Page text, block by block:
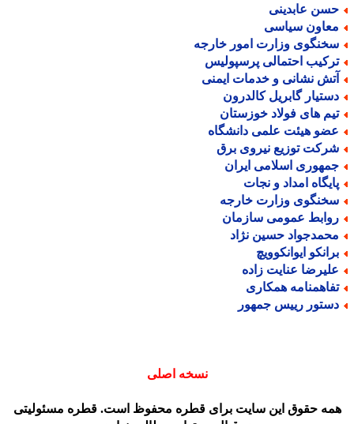
عابدینی
سیاسی
وزارت امور خارجه
احتمالی پرسپولیس
نشانی و خدمات ایمنی
گابریل کالدرون
های فولاد خوزستان
هیئت علمی دانشگاه
توزیع نیروی برق
اسلامی ایران
امداد و نجات
وزارت خارجه
عمومی سازمان
حسین نژاد
ایوانکوویچ
عنایت زاده
همکاری
رییس جمهور
نسخه اصلی
حقوق این سایت برای قطره محفوظ است. قطره مسئولیتی